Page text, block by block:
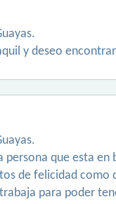
y deseo
persona que esta
de felicidad como
para poder